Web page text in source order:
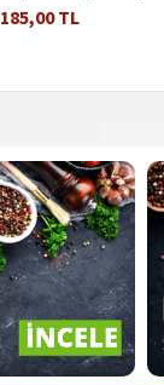
185,00 TL